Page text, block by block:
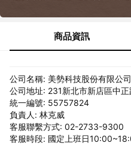
商品資訊
公司名稱: 美勢科技股份有限公司
公司地址: 231新北市新店區中
統一編號: 55757824
負責人: 林克威
客服聯繫方式: 02-2733-9300
客服時段: 國定上班日